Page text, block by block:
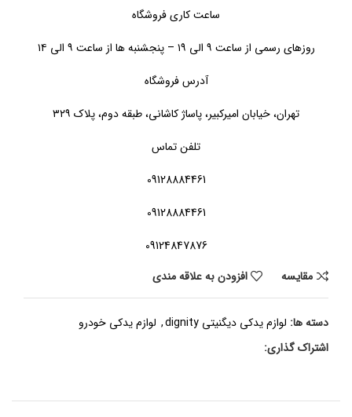
ساعت کاری فروشگاه
روزهای رسمی از ساعت ۹ الی ۱۹ – پنجشنبه ها از ساعت ۹ الی ۱۴
آدرس فروشگاه
تهران، خیابان امیرکبیر، پاساژ کاشانی، طبقه دوم، پلاک ۳۲۹
تلفن تماس
09128884461
09128884461
09124847876
مقايسه
افزودن به علاقه مندی
دسته ها: لوازم یدکی دیگنیتی dignity , لوازم یدکی خودرو
اشتراک گذاری: